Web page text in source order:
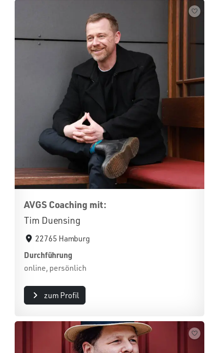
AVGS Coaching mit:
Tim Duensing
22765 Hamburg
Durchführung
online, persönlich
zum Profil